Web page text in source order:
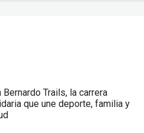
Bernardo Trails, la carrera
que une deporte, familia y